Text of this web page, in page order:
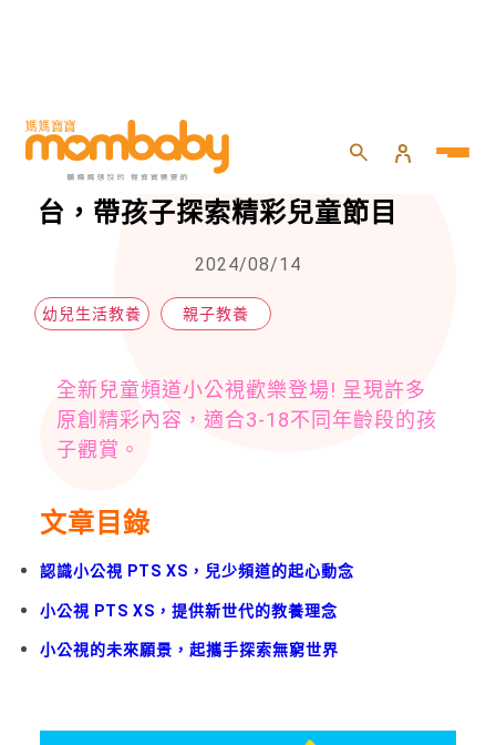
HOME 親子 親子教養
重磅消息！小公視8月20日歡樂開
台，帶孩子探索精彩兒童節目
2024/08/14
幼兒生活教養 親子教養
全新兒童頻道小公視歡樂登場! 呈現許多
原創精彩內容，適合3-18不同年齡段的孩
子觀賞。
文章目錄
認識小公視 PTS XS，兒少頻道的起心動念
小公視 PTS XS，提供新世代的教養理念
小公視的未來願景，起攜手探索無窮世界